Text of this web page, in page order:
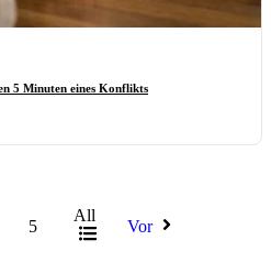
5 Minuten eines Konflikts
5
All
Vor